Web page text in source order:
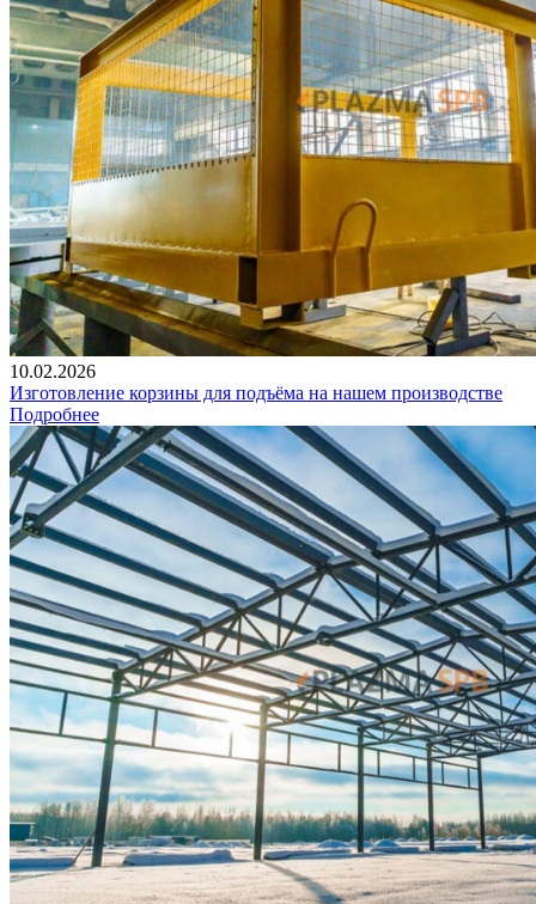
10.02.2026
Изготовление корзины для подъёма на нашем производстве
Подробнее